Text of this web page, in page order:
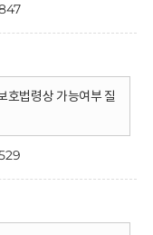
호법령상 가능여부 질